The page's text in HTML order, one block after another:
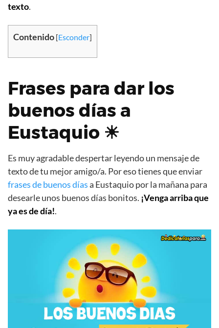
texto.
Contenido [Esconder]
Frases para dar los
buenos días a
Eustaquio ☀
Es muy agradable despertar leyendo un mensaje de
texto de tu mejor amigo/a. Por eso tienes que enviar
frases de buenos díasa Eustaquio por la mañana para
desearle unos buenos días bonitos. ¡Venga arriba que
ya es de día!.